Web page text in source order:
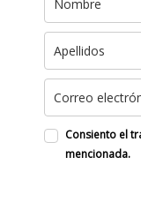
Consiento el
mencionada.